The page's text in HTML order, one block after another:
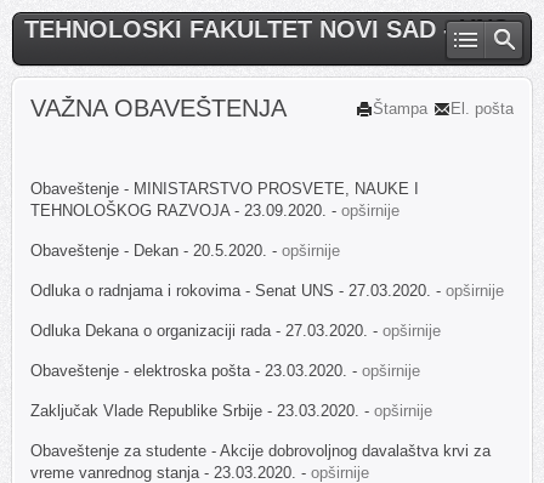
TEHNOLOSKI FAKULTET NOVI SAD - UNS
El. pošta
Štampa
VAŽNA OBAVEŠTENJA
Obaveštenje - MINISTARSTVO PROSVETE, NAUKE I
TEHNOLOŠKOG RAZVOJA - 23.09.2020. - opširnije
Obaveštenje - Dekan - 20.5.2020. - opširnije
Odluka o radnjama i rokovima - Senat UNS - 27.03.2020. - opširnije
Odluka Dekana o organizaciji rada - 27.03.2020. - opširnije
Obaveštenje - elektroska pošta - 23.03.2020. - opširnije
Zaključak Vlade Republike Srbije - 23.03.2020. - opširnije
Obaveštenje za studente - Akcije dobrovoljnog davalaštva krvi za
vreme vanrednog stanja - 23.03.2020. - opširnije